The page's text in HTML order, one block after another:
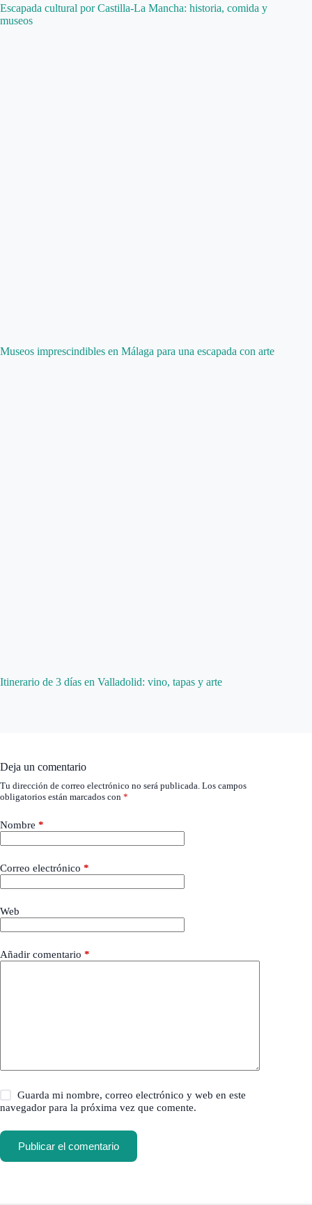
Escapada cultural por Castilla-La Mancha: historia, comida y
museos
Museos imprescindibles en Málaga para una escapada con arte
Itinerario de 3 días en Valladolid: vino, tapas y arte
Deja un comentario
Tu dirección de correo electrónico no será publicada. Los campos
obligatorios están marcados con *
Nombre *
Correo electrónico *
Web
Añadir comentario *
Guarda mi nombre, correo electrónico y web en este
navegador para la próxima vez que comente.
Publicar el comentario